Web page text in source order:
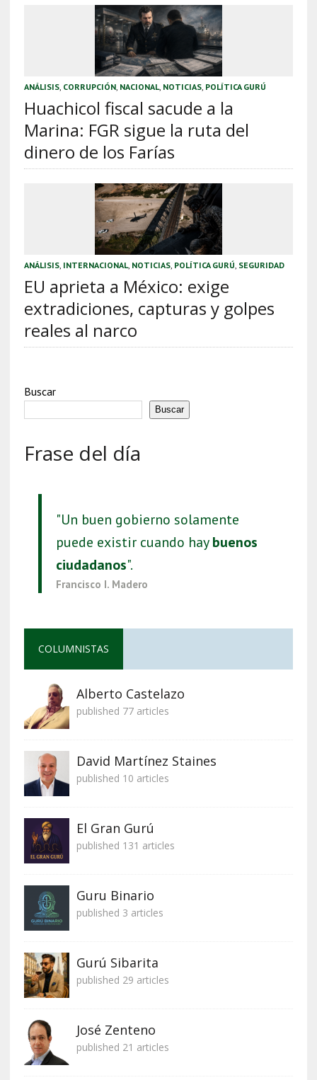
ANÁLISIS, CORRUPCIÓN, NACIONAL, NOTICIAS, POLÍTICA GURÚ
Huachicol fiscal sacude a la
Marina: FGR sigue la ruta del
dinero de los Farías
ANÁLISIS, INTERNACIONAL, NOTICIAS, POLÍTICA GURÚ SEGURIDAD
EU aprieta a México: exige
extradiciones, capturas y golpes
reales al narco
Buscar
Buscar
Frase del día
"Un buen gobierno solamente
puede existir cuando haybuenos
ciudadanos".
Francisco I. Madero
COLUMNISTAS
Alberto Castelazo
published 77 articles
David Martínez Staines
published 10 articles
El Gran Gurú
published 131 articles
Guru Binario
published 3 articles
Gurú Sibarita
published 29 articles
José Zenteno
published 21 articles